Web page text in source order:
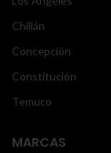
Chillán
Concepción
Constitución
Temuco
MARCAS